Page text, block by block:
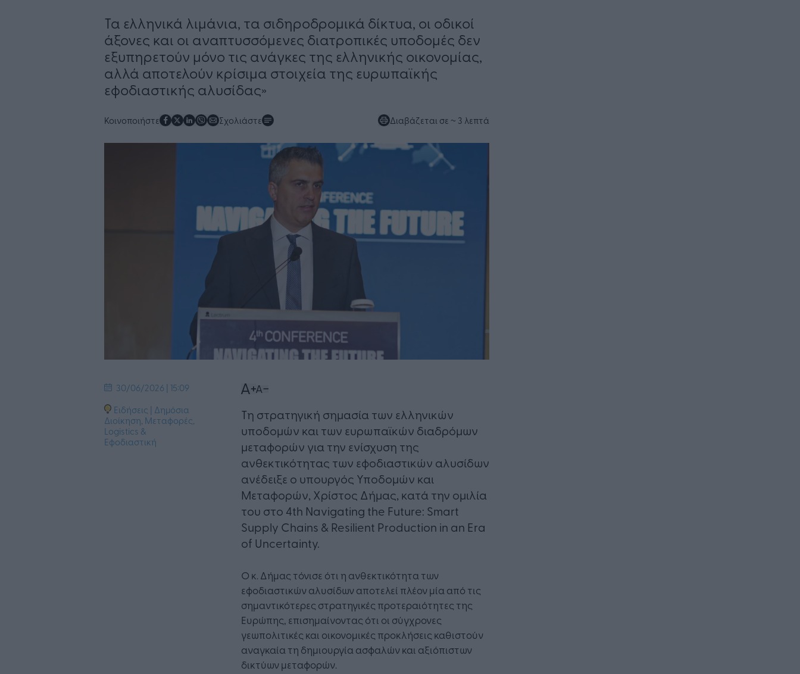
Τα ελληνικά λιμάνια, τα σιδηροδρομικά δίκτυα, οι οδικοί
άξονες και οι αναπτυσσόμενες διατροπικές υποδομές δεν
εξυπηρετούν μόνο τις ανάγκες της ελληνικής οικονομίας,
αλλά αποτελούν κρίσιμα στοιχεία της ευρωπαϊκής
εφοδιαστικής αλυσίδας»
Κοινοποιήστε Σχολιάστε Διαβάζεται σε ~ 3 λεπτά
30/06/2026 | 15:09
Ειδήσεις | Δημόσια
Διοίκηση, Μεταφορές,
Logistics &
Εφοδιαστική
Τη στρατηγική σημασία των ελληνικών
υποδομών και των ευρωπαϊκών διαδρόμων
μεταφορών για την ενίσχυση της
ανθεκτικότητας των εφοδιαστικών αλυσίδων
ανέδειξε ο υπουργός Υποδομών και
Μεταφορών, Χρίστος Δήμας, κατά την ομιλία
του στο 4th Navigating the Future: Smart
Supply Chains & Resilient Production in an Era
of Uncertainty.
Ο κ. Δήμας τόνισε ότι η ανθεκτικότητα των
εφοδιαστικών αλυσίδων αποτελεί πλέον μία από τις
σημαντικότερες στρατηγικές προτεραιότητες της
Ευρώπης, επισημαίνοντας ότι οι σύγχρονες
γεωπολιτικές και οικονομικές προκλήσεις καθιστούν
αναγκαία τη δημιουργία ασφαλών και αξιόπιστων
δικτύων μεταφορών.